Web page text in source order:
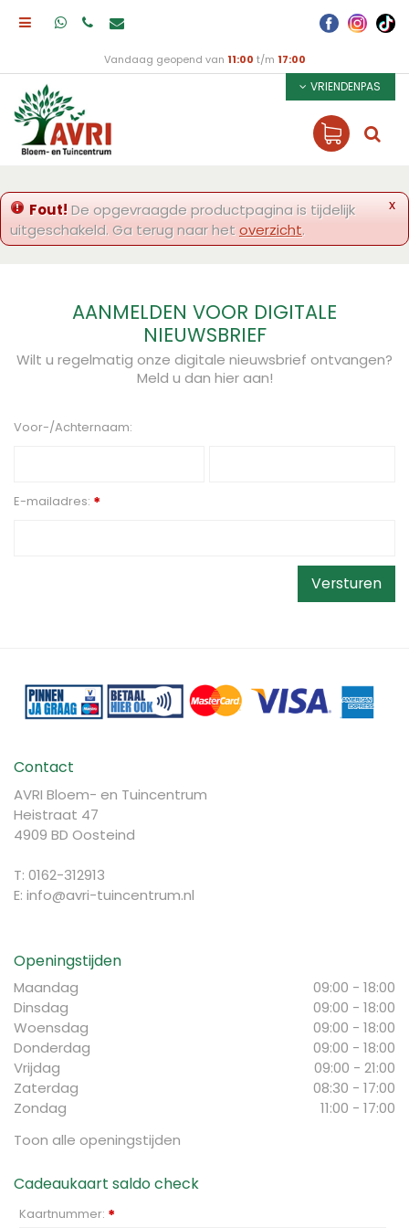
Vandaag geopend van 11:00 t/m 17:00
VRIENDENPAS
x
Fout!De opgevraagde productpagina is tijdelijk
uitgeschakeld. Ga terug naar hetoverzicht.
AANMELDEN VOOR DIGITALE
NIEUWSBRIEF
Wilt u regelmatig onze digitale nieuwsbrief ontvangen?
Meld u dan hier aan!
Voor-/Achternaam:
E-mailadres: *
Contact
AVRI Bloem- en Tuincentrum
Heistraat 47
4909 BD Oosteind
T: 0162-312913
E: info@avri-tuincentrum.nl
Openingstijden
Maandag
09:00 - 18:00
Dinsdag
09:00 - 18:00
Woensdag
09:00 - 18:00
Donderdag
09:00 - 18:00
Vrijdag
09:00 - 21:00
Zaterdag
08:30 - 17:00
Zondag
11:00 - 17:00
Toon alle openingstijden
Cadeaukaart saldo check
Kaartnummer: *